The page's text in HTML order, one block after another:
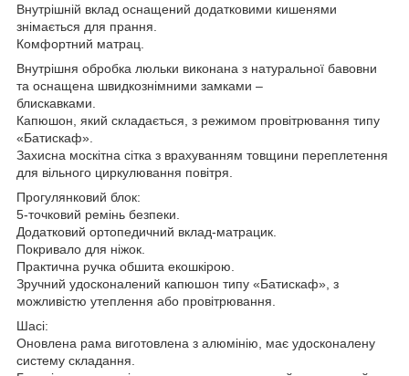
Внутрішній вклад оснащений додатковими кишенями
знімається для прання.
Комфортний матрац.
Внутрішня обробка люльки виконана з натуральної бавовни
та оснащена швидкознімними замками –
блискавками.
Капюшон, який складається, з режимом провітрювання типу
«Батискаф».
Захисна москітна сітка з врахуванням товщини переплетення
для вільного циркулювання повітря.
Прогулянковий блок:
5-точковий ремінь безпеки.
Додатковий ортопедичний вклад-матрацик.
Покривало для ніжок.
Практична ручка обшита екошкірою.
Зручний удосконалений капюшон типу «Батискаф», з
можливістю утеплення або провітрювання.
Шасі:
Оновлена рама виготовлена з алюмінію, має удосконалену
систему складання.